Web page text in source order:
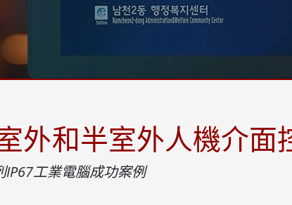
器
電腦
石油和天然氣, ATEX等級
More
外和半室外人機介面
IP67工業電腦成功案例